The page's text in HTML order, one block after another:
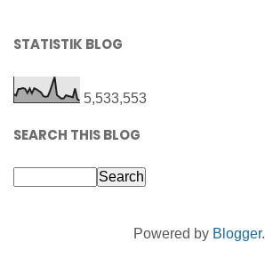
STATISTIK BLOG
5,533,553
SEARCH THIS BLOG
Powered by Blogger.